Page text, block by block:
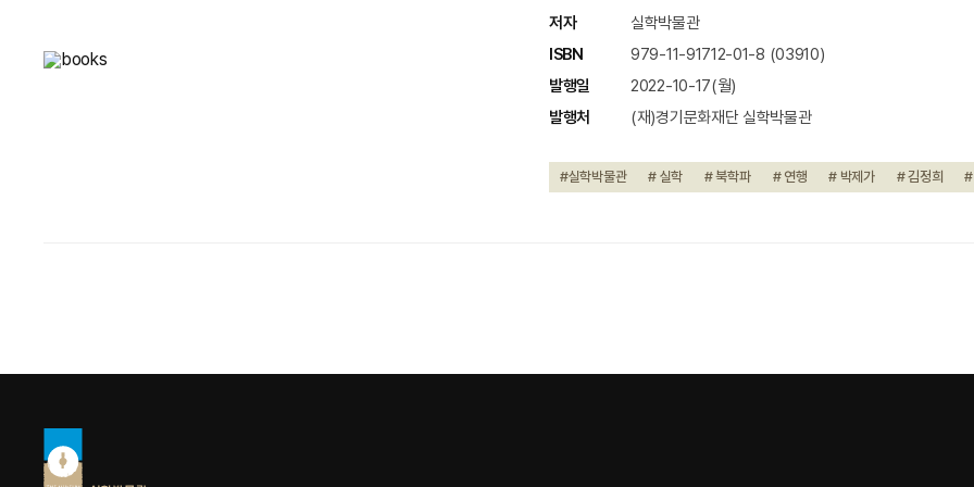
저자
실학박물관
ISBN
979-11-91712-01-8 (03910)
발행일
2022-10-17(월)
발행처
(재)경기문화재단 실학박물관
#실학박물관 # 실학 # 북학파 # 연행 # 박제가 # 김정희 #